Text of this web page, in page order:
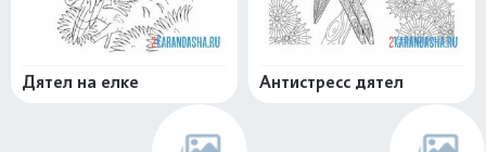
Дятел на елке Антистресс дятел